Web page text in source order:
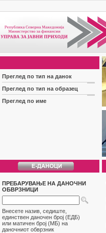
Преглед по тип на данок
Преглед по тип на образец
Преглед по име
ПРЕБАРУВАЊЕ НА ДАНОЧНИ
ОБВРЗНИЦИ
Внесете назив, седиште,
единствен даночен број (ЕДБ)
или матичен број (МБ) на
даночниот обврзник